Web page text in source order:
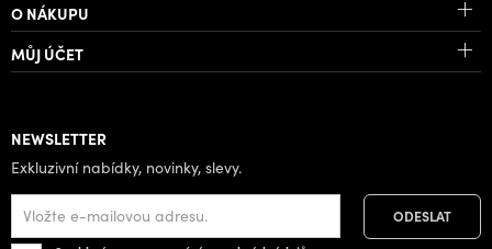
O NÁKUPU
MŮJ ÚČET
NEWSLETTER
Exkluzivní nabídky, novinky, slevy.